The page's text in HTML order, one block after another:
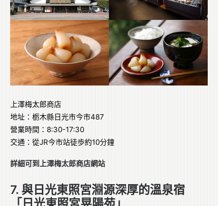
上澤梅太郎商店
地址：栃木縣日光市今市487
營業時間：8:30-17:30
交通：從JR今市站徒歩約10分鐘
詳細可到上澤梅太郎商店網站
7. 與日光東照宮淵源深厚的溫泉宿